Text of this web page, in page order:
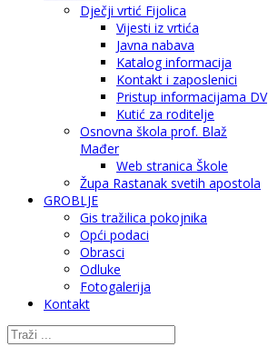
Dječji vrtić Fijolica
Vijesti iz vrtića
Javna nabava
Katalog informacija
Kontakt i zaposlenici
Pristup informacijama DV
Kutić za roditelje
Osnovna škola prof. Blaž
Mađer
Web stranica Škole
Župa Rastanak svetih apostola
GROBLJE
Gis tražilica pokojnika
Opći podaci
Obrasci
Odluke
Fotogalerija
Kontakt